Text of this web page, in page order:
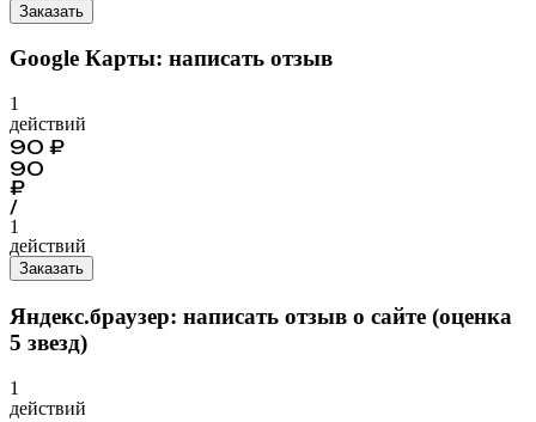
Заказать
Google Карты: написать отзыв
1
действий
90 ₽
90
₽
/
1
действий
Заказать
Яндекс.браузер: написать отзыв о сайте (оценка
5 звезд)
1
действий